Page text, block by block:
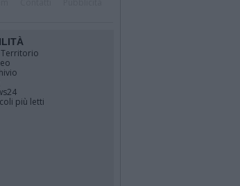
Territorio
più letti